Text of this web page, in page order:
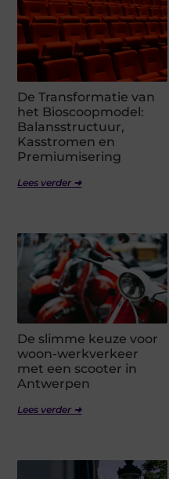
De Transformatie van
het Bioscoopmodel:
Balansstructuur,
Kasstromen en
Premiumisering
Lees verder ➜
De slimme keuze voor
woon-werkverkeer
met een scooter in
Antwerpen
Lees verder ➜